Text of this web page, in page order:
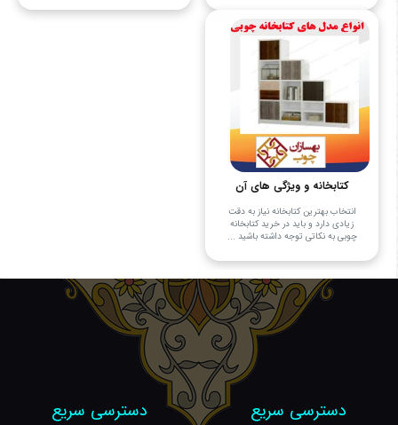
کتابخانه و ویژگی های آن
انتخاب بهترین کتابخانه نیاز به دقت
زیادی دارد و باید در خرید کتابخانه
چوبی به نکاتی توجه داشته باشید ...
دسترسی سریع دسترسی سریع